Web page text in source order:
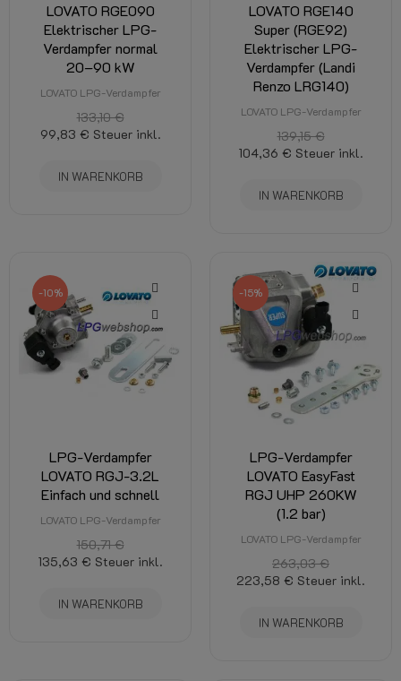
LOVATO RGE090
Elektrischer LPG-
Verdampfer normal
20–90 kW
LOVATO LPG-Verdampfer
133,10 €
99,83 € Steuer inkl.
IN WARENKORB
LOVATO RGE140
Super (RGE92)
Elektrischer LPG-
Verdampfer (Landi
Renzo LRG140)
LOVATO LPG-Verdampfer
139,15 €
104,36 € Steuer inkl.
IN WARENKORB
-10%
LPG-Verdampfer
LOVATO RGJ-3.2L
Einfach und schnell
LOVATO LPG-Verdampfer
150,71 €
135,63 € Steuer inkl.
IN WARENKORB
-15%
LPG-Verdampfer
LOVATO EasyFast
RGJ UHP 260KW
(1.2 bar)
LOVATO LPG-Verdampfer
263,03 €
223,58 € Steuer inkl.
IN WARENKORB